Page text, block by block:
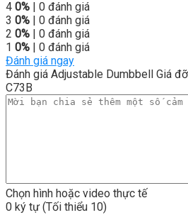
4 0% | 0 đánh giá
3 0% | 0 đánh giá
2 0% | 0 đánh giá
1 0% | 0 đánh giá
Đánh giá ngay
Đánh giá Adjustable Dumbbell Giá
C73B
Chọn hình hoặc video thực tế
0 ký tự (Tối thiểu 10)